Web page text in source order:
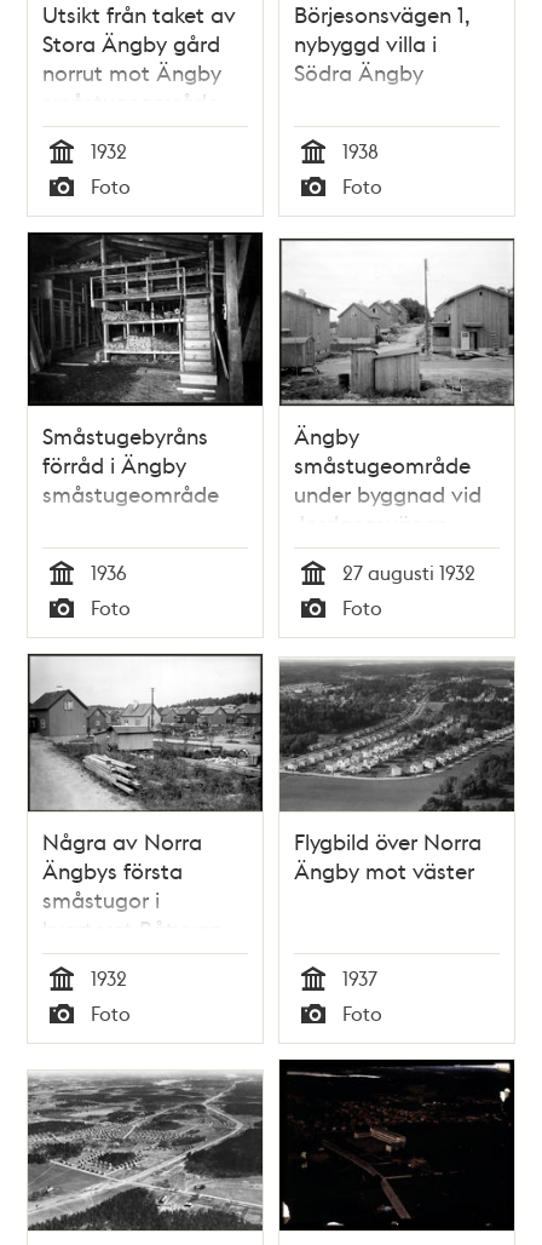
Utsikt från taket av
Stora Ängby gård
norrut mot Ängby
småstugeområde
och Beckomberga
sjukhus
Tid
1932
Typ
Foto
Börjesonsvägen 1,
nybyggd villa i
Södra Ängby
Tid
1938
Typ
Foto
Småstugebyråns
förråd i Ängby
småstugeområde
Tid
1936
Typ
Foto
Ängby
småstugeområde
under byggnad vid
Jordanesvägen,
från
Angantyrsvägen
mot väster
Tid
27 augusti 1932
Typ
Foto
Några av Norra
Ängbys första
småstugor i
kvarteret Båtyxan
Tid
1932
Typ
Foto
Flygbild över Norra
Ängby mot väster
Tid
1937
Typ
Foto